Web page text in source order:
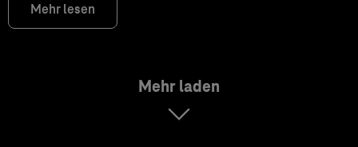
Mehr lesen
Mehr laden